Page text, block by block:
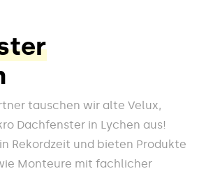
tauschen wir alte Velux,
Dachfenster in Lychen aus!
Rekordzeit und bieten Produkte
Monteure mit fachlicher